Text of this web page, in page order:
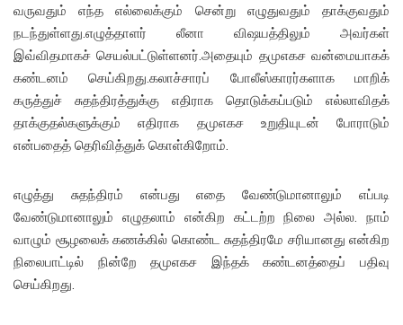
வருவதும் எந்த எல்லைக்கும் சென்று எழுதுவதும் தாக்குவதும்
நடந்துள்ளது.எழுத்தாளர் லீனா விஷயத்திலும் அவர்கள்
இவ்விதமாகச் செயல்பட்டுள்ளனர்.அதையும் தமுஎகச வன்மையாகக்
கண்டனம் செய்கிறது.கலாச்சாரப் போலீஸ்காரர்களாக மாறிக்
கருத்துச் சுதந்திரத்துக்கு எதிராக தொடுக்கப்படும் எல்லாவிதக்
தாக்குதல்களுக்கும் எதிராக தமுஎகச உறுதியுடன் போராடும்
என்பதைத் தெரிவித்துக் கொள்கிறோம்.
எழுத்து சுதந்திரம் என்பது எதை வேண்டுமானாலும் எப்படி
வேண்டுமானாலும் எழுதலாம் என்கிற கட்டற்ற நிலை அல்ல. நாம்
வாழும் சூழலைக் கணக்கில் கொண்ட சுதந்திரமே சரியானது என்கிற
நிலைபாட்டில் நின்றே தமுஎகச இந்தக் கண்டனத்தைப் பதிவு
செய்கிறது.